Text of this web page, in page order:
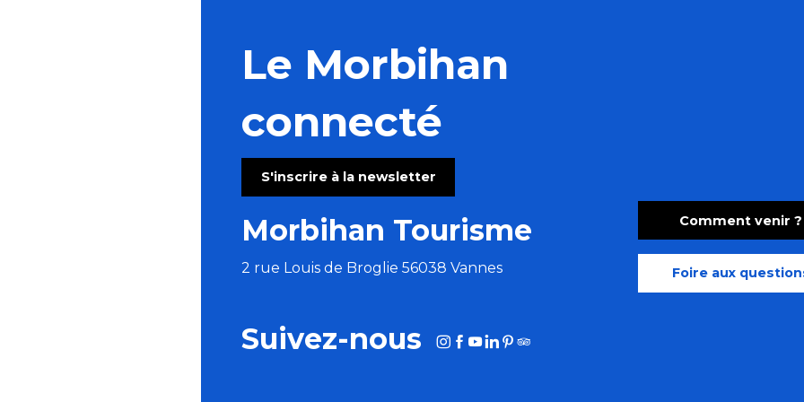
Le Morbihan
connecté
S'inscrire à la newsletter
Morbihan Tourisme
2 rue Louis de Broglie 56038 Vannes
Comment venir ?
Foire aux
Suivez-nous